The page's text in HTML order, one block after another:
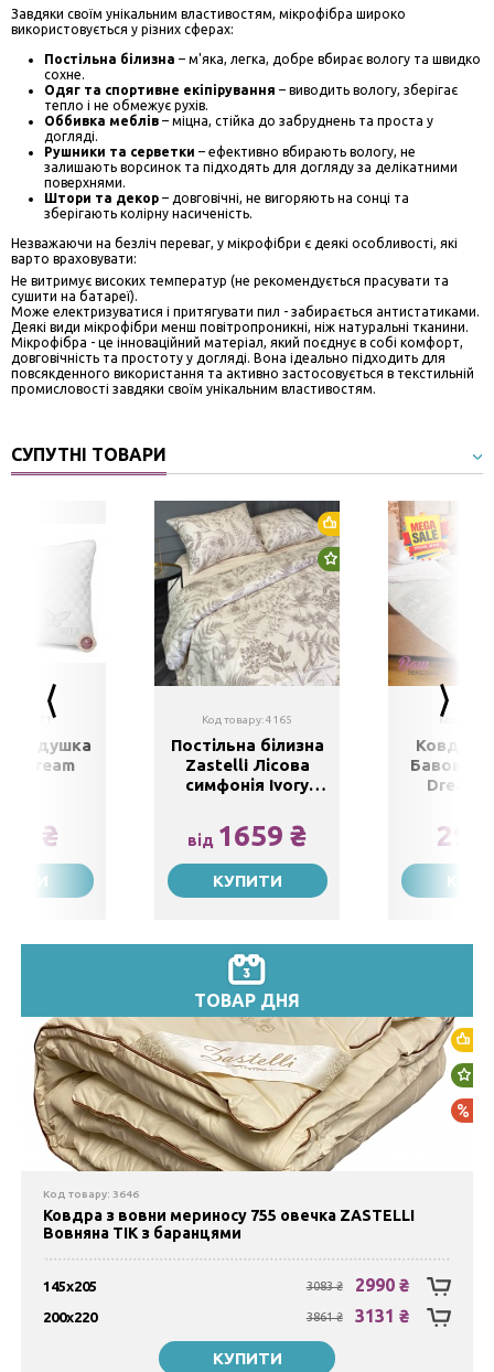
Завдяки своїм унікальним властивостям, мікрофібра широко
використовується у різних сферах:
Постільна білизна – м'яка, легка, добре вбирає вологу та швидко
сохне.
Одяг та спортивне екіпірування – виводить вологу, зберігає
тепло і не обмежує рухів.
Оббивка меблів – міцна, стійка до забруднень та проста у
догляді.
Рушники та серветки – ефективно вбирають вологу, не
залишають ворсинок та підходять для догляду за делікатними
поверхнями.
Штори та декор – довговічні, не вигоряють на сонці та
зберігають колірну насиченість.
Незважаючи на безліч переваг, у мікрофібри є деякі особливості, які
варто враховувати:
Не витримує високих температур (не рекомендується прасувати та
сушити на батареї).
Може електризуватися і притягувати пил - забирається антистатиками.
Деякі види мікрофібри менш повітропроникні, ніж натуральні тканини.
Мікрофібра - це інноваційний матеріал, який поєднує в собі комфорт,
довговічність та простоту у догляді. Вона ідеально підходить для
повсякденного використання та активно застосовується в текстильній
промисловості завдяки своїм унікальним властивостям.
СУПУТНІ ТОВАРИ
подушка
Dream
₴
Хіт продажу
Код товару: 4165
Постільна білизна
Zastelli Лісова
симфонія Ivory
Pearled Ivory сатин
від 1659 ₴
Полуторний
1659 ₴
2087 ₴
КУПИТИ
Код
Ковдра
Бавовна
Dream
ТОВАР ДНЯ
Код товару: 3646
Ковдра з вовни мериносу 755 овечка ZASTELLI
Вовняна ТIК з баранцями
КУПИТИ
145х205 3083 ₴ 2990 ₴
200х220 3861 ₴ 3131 ₴